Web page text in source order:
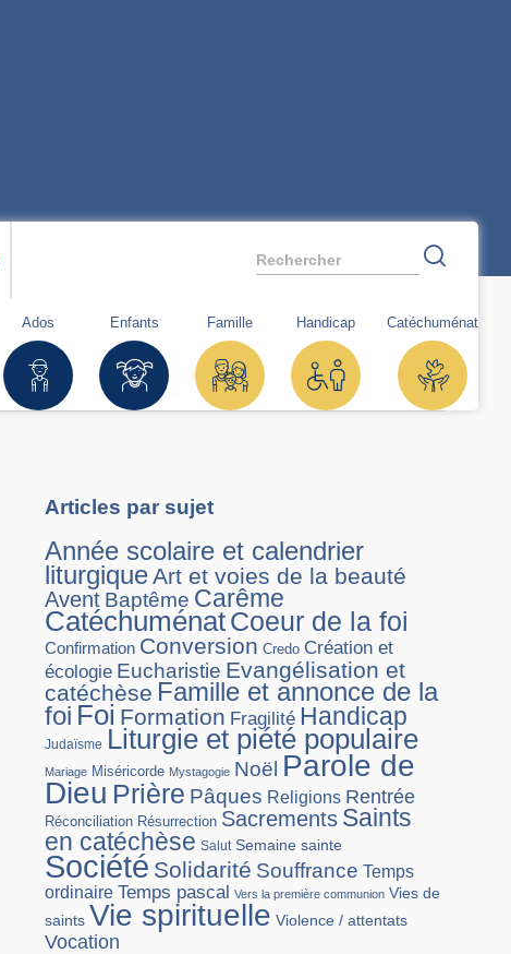
Rechercher
Ados Enfants Famille Handicap Catéchuménat
Articles par sujet
Année scolaire et calendrier
liturgiqueArt et voies de la beauté
Avent Baptême Carême
CatéchuménatCoeur de la foi
Confirmation Conversion Credo Création et
écologie Eucharistie Evangélisation et
catéchèse Famille et annonce de la
foi Foi Formation Fragilité Handicap
Judaïsme Liturgie et piété populaire
Mariage Miséricorde Mystagogie Noël Parole de
Dieu Prière Pâques Religions Rentrée
Réconciliation Résurrection Sacrements Saints
en catéchèse Salut Semaine sainte
Société Solidarité Souffrance Temps
ordinaire Temps pascal Vers la première communion Vies de
saints Vie spirituelle Violence / attentats
Vocation